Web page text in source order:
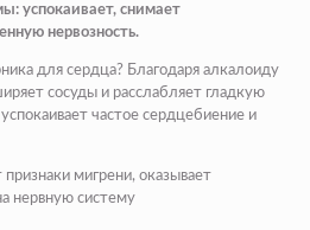
успокаивает, снимает
нервозность.
для сердца? Благодаря алкалоиду
сосуды и расслабляет гладкую
частое сердцебиение и
мигрени, оказывает
нервную систему